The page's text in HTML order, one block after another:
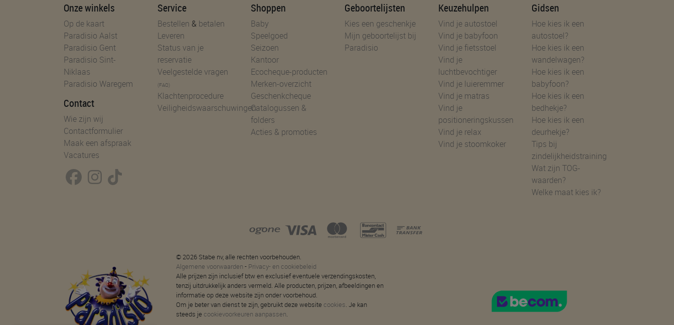
Onze winkels
Op de kaart
Paradisio Aalst
Paradisio Gent
Paradisio Sint-
Niklaas
Paradisio Waregem
Contact
Wie zijn wij
Contactformulier
Maak een afspraak
Vacatures
Service
Bestellen & betalen
Leveren
Status van je
reservatie
Veelgestelde vragen
(FAQ)
Klachtenprocedure
Veiligheidswaarschuwingen
Shoppen
Baby
Speelgoed
Seizoen
Kantoor
Ecocheque-producten
Merken-overzicht
Geschenkcheque
Catalogussen &
folders
Acties & promoties
Geboortelijsten
Kies een geschenkje
Mijn geboortelijst bij
Paradisio
Keuzehulpen
Vind je autostoel
Vind je babyfoon
Vind je fietsstoel
Vind je
luchtbevochtiger
Vind je luieremmer
Vind je matras
Vind je
positioneringskussen
Vind je relax
Vind je stoomkoker
Gidsen
Hoe kies ik een
autostoel?
Hoe kies ik een
wandelwagen?
Hoe kies ik een
babyfoon?
Hoe kies ik een
bedhekje?
Hoe kies ik een
deurhekje?
Tips bij
zindelijkheidstraining
Wat zijn TOG-
waarden?
Welke maat kies ik?
© 2026 Stabe nv, alle rechten voorbehouden.
Algemene voorwaarden - Privacy- en cookiebeleid
Alle prijzen zijn inclusief btw en exclusief eventuele verzendingskosten,
tenzij uitdrukkelijk anders vermeld. Alle producten, prijzen, afbeeldingen en
informatie op deze website zijn onder voorbehoud.
Om je beter van dienst te zijn, gebruikt deze website cookies. Je kan
steeds je cookievoorkeuren aanpassen.